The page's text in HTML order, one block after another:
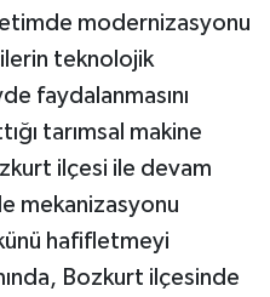
modernizasyonu
teknolojik
faydalanmasını
tarımsal makine
ilçesi ile devam
mekanizasyonu
hafifletmeyi
Bozkurt ilçesinde